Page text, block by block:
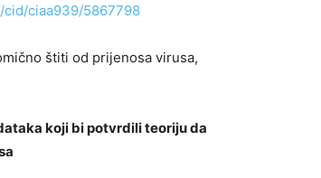
ciaa939/5867798
štiti od prijenosa virusa,
koji bi potvrdili teoriju da